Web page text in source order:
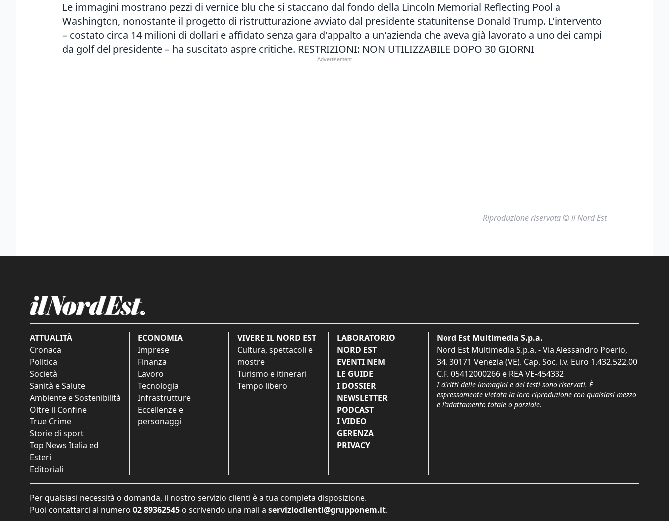
Le immagini mostrano pezzi di vernice blu che si staccano dal fondo della Lincoln Memorial Reflecting Pool a
Washington, nonostante il progetto di ristrutturazione avviato dal presidente statunitense Donald Trump. L'intervento
– costato circa 14 milioni di dollari e affidato senza gara d'appalto a un'azienda che aveva già lavorato a uno dei campi
da golf del presidente – ha suscitato aspre critiche. RESTRIZIONI: NON UTILIZZABILE DOPO 30 GIORNI
Riproduzione riservata © il Nord Est
ATTUALITÀ
Cronaca
Politica
Società
Sanità e Salute
Ambiente e Sostenibilità
Oltre il Confine
True Crime
Storie di sport
Top News Italia ed
Esteri
Editoriali
ECONOMIA
Imprese
Finanza
Lavoro
Tecnologia
Infrastrutture
Eccellenze e
personaggi
VIVERE IL NORD EST
Cultura, spettacoli e
mostre
Turismo e itinerari
Tempo libero
LABORATORIO
NORD EST
EVENTI NEM
LE GUIDE
I DOSSIER
NEWSLETTER
PODCAST
I VIDEO
GERENZA
PRIVACY
Nord Est Multimedia S.p.a.
Nord Est Multimedia S.p.a. - Via Alessandro Poerio,
34, 30171 Venezia (VE). Cap. Soc. i.v. Euro 1.432.522,00
C.F. 05412000266 e REA VE-454332
I diritti delle immagini e dei testi sono riservati. È
espressamente vietata la loro riproduzione con qualsiasi mezzo
e l'adattamento totale o parziale.
Per qualsiasi necessità o domanda, il nostro servizio clienti è a tua completa disposizione.
Puoi contattarci al numero 02 89362545 o scrivendo una mail a servizioclienti@grupponem.it.